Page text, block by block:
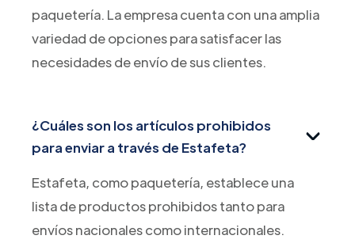
paquetería. La empresa cuenta con una amplia
variedad de opciones para satisfacer las
necesidades de envío de sus clientes.
¿Cuáles son los artículos prohibidos
para enviar a través de Estafeta?
Estafeta, como paquetería, establece una
lista de productos prohibidos tanto para
envíos nacionales como internacionales.